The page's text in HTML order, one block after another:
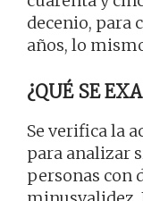
decenio, para
años, lo
¿QUÉ SE
Se verifica la
para analizar
personas con